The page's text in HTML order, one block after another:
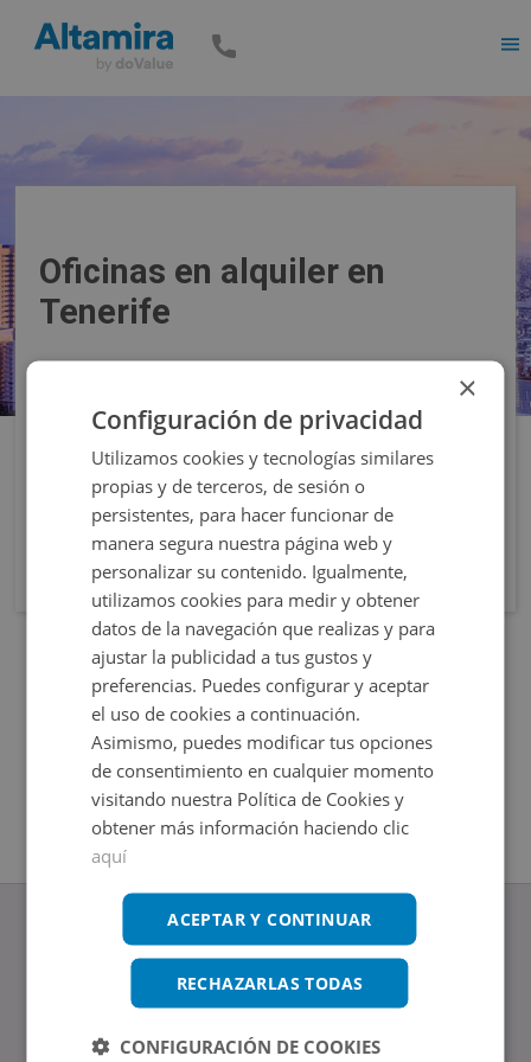
Oficinas en alquiler en
Tenerife
Filtros
www.altamirainmuebles.com
Edificio Skylight
Avenida de Manoteras 14-16, 28050, Madrid
×
Configuración de privacidad
Utilizamos cookies y tecnologías similares
propias y de terceros, de sesión o
persistentes, para hacer funcionar de
manera segura nuestra página web y
personalizar su contenido. Igualmente,
utilizamos cookies para medir y obtener
datos de la navegación que realizas y para
ajustar la publicidad a tus gustos y
preferencias. Puedes configurar y aceptar
el uso de cookies a continuación.
Asimismo, puedes modificar tus opciones
de consentimiento en cualquier momento
visitando nuestra Política de Cookies y
obtener más información haciendo clic
aquí
ACEPTAR Y CONTINUAR
RECHAZARLAS TODAS
CONFIGURACIÓN DE COOKIES